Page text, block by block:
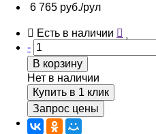
6 765 руб./рул
Есть в наличии
-
В корзину
Нет в наличии
Купить в 1 клик
Запрос цены